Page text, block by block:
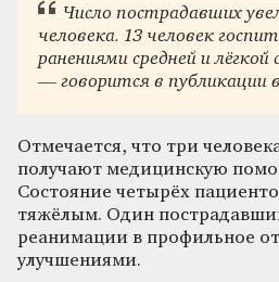
Число пострадавших
человека. 13 человек
ранениями средней и
— говорится в публикации
Отмечается, что три
получают медицинскую
Состояние четырёх
тяжёлым. Один
реанимации в профильное
улучшениями.